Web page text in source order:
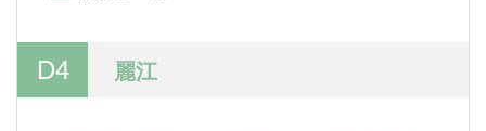
D4 麗江